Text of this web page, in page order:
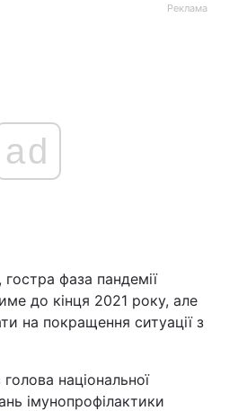
Реклама
ad
фаза пандемії
до кінця 2021 року, але
на покращення ситуації з
національної
імунопрофілактики